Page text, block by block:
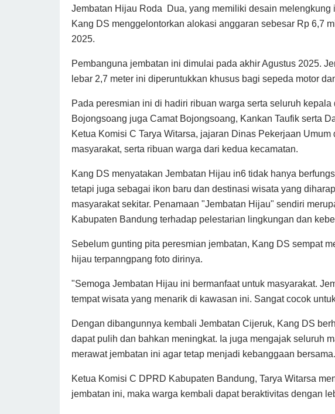
Jembatan Hijau Roda Dua, yang memiliki desain melengkung
Kang DS menggelontorkan alokasi anggaran sebesar Rp 6,7
2025.
Pembanguna jembatan ini dimulai pada akhir Agustus 2025.
lebar 2,7 meter ini diperuntukkan khusus bagi sepeda motor
Pada peresmian ini di hadiri ribuan warga serta seluruh
Bojongsoang juga Camat Bojongsoang, Kankan Taufik serta
Ketua Komisi C Tarya Witarsa, jajaran Dinas Pekerjaan Umum
masyarakat, serta ribuan warga dari kedua kecamatan.
Kang DS menyatakan Jembatan Hijau in6 tidak hanya
tetapi juga sebagai ikon baru dan destinasi wisata yang
masyarakat sekitar. Penamaan "Jembatan Hijau" sendiri
Kabupaten Bandung terhadap pelestarian lingkungan dan
Sebelum gunting pita peresmian jembatan, Kang DS sempat
hijau terpanngpang foto dirinya.
"Semoga Jembatan Hijau ini bermanfaat untuk masyarakat.
tempat wisata yang menarik di kawasan ini. Sangat cocok
Dengan dibangunnya kembali Jembatan Cijeruk, Kang DS
dapat pulih dan bahkan meningkat. Ia juga mengajak seluruh
merawat jembatan ini agar tetap menjadi kebanggaan bersama.
Ketua Komisi C DPRD Kabupaten Bandung, Tarya Witarsa
jembatan ini, maka warga kembali dapat beraktivitas dengan